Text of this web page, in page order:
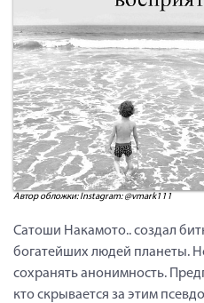
Автор обложки: Instagram: @vmark111
Сатоши Накамото.. создал
богатейших людей планеты.
сохранять анонимность.
кто скрывается за этим